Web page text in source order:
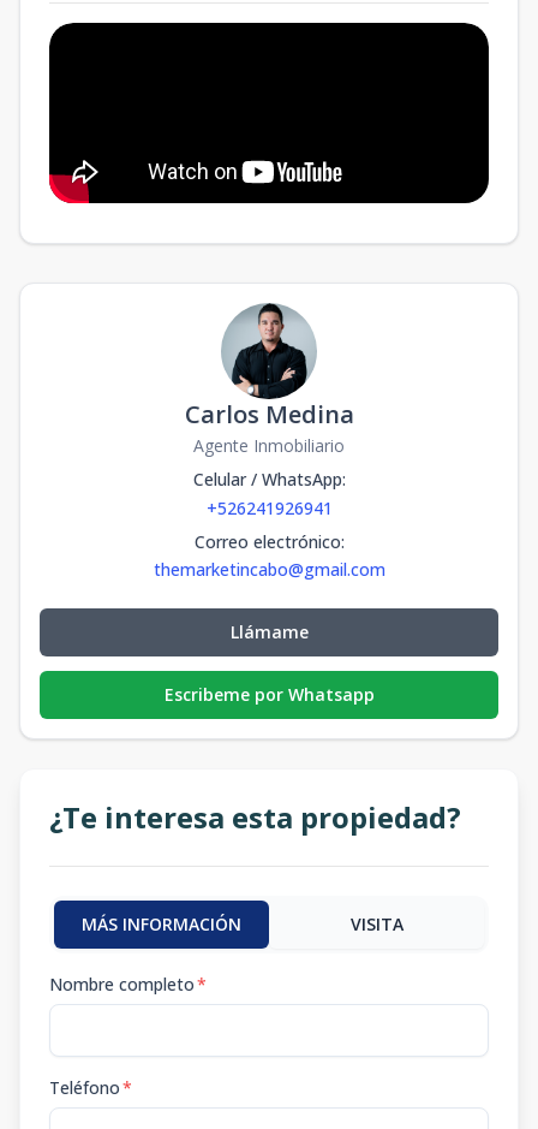
Carlos Medina
Agente Inmobiliario
Celular / WhatsApp:
+526241926941
Correo electrónico:
themarketincabo@gmail.com
Llámame
Escribeme por Whatsapp
¿Te interesa esta propiedad?
MÁS INFORMACIÓN VISITA
Nombre completo*
Teléfono*